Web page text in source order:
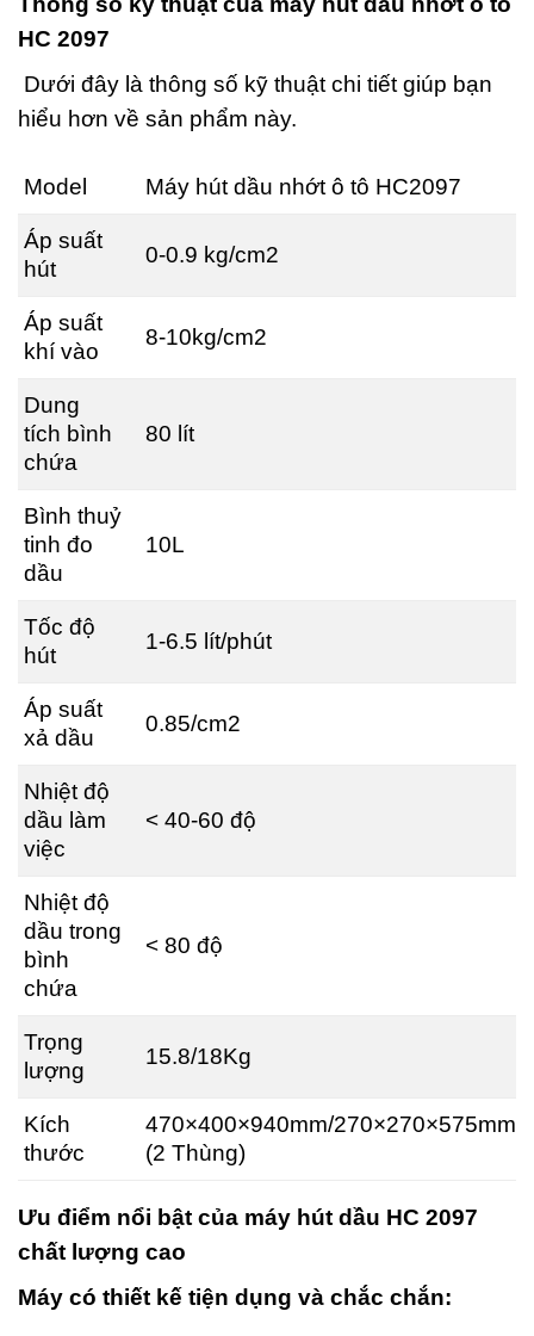
HC 2097
Dưới đây là thông số kỹ thuật chi tiết giúp bạn
hiểu hơn về sản phẩm này.
Model Máy hút dầu nhớt ô tô HC2097
Áp suất
hút
0-0.9 kg/cm2
Áp suất
khí vào
8-10kg/cm2
Dung
tích bình
chứa
80 lít
Bình thuỷ
tinh đo
dầu
10L
Tốc độ
hút
1-6.5 lít/phút
Áp suất
xả dầu
0.85/cm2
Nhiệt độ
dầu làm
việc
< 40-60 độ
Nhiệt độ
dầu trong
bình
chứa
< 80 độ
Trọng
lượng
15.8/18Kg
Kích
thước
470×400×940mm/270×270×575mm
(2 Thùng)
Ưu điểm nổi bật của máy hút dầu HC 2097
chất lượng cao
Máy có thiết kế tiện dụng và chắc chắn: